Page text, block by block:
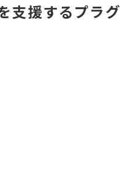
支援するプラグ